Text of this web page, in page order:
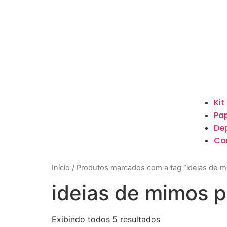
Início / Produtos marcados com a tag “ideias de
ideias de mimos
Exibindo todos 5 resultados